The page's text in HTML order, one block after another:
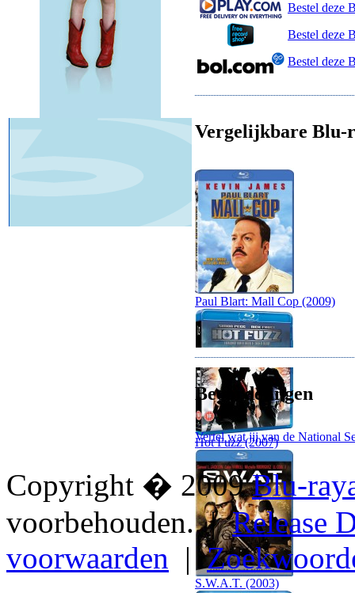
Bestel deze
Bestel deze
Bestel deze
Vergelijkbare Blu-
Paul Blart: Mall Cop (2009)
Hot Fuzz (2007)
S.W.A.T. (2003)
Beoordelingen
Vertel wat jij van de National
Copyright � 2009Blu-
voorbehouden. |Release
voorwaarden |